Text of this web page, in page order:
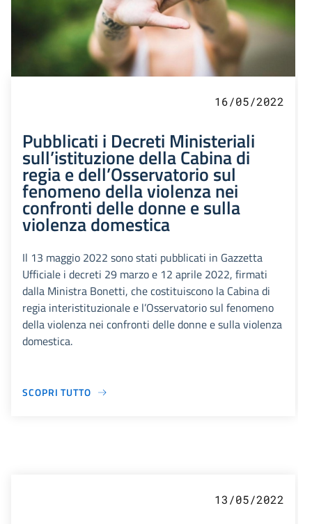
16/05/2022
Pubblicati i Decreti Ministeriali
sull’istituzione della Cabina di
regia e dell’Osservatorio sul
fenomeno della violenza nei
confronti delle donne e sulla
violenza domestica
Il 13 maggio 2022 sono stati pubblicati in Gazzetta
Ufficiale i decreti 29 marzo e 12 aprile 2022, firmati
dalla Ministra Bonetti, che costituiscono la Cabina di
regia interistituzionale e l’Osservatorio sul fenomeno
della violenza nei confronti delle donne e sulla violenza
domestica.
SCOPRI TUTTO
13/05/2022